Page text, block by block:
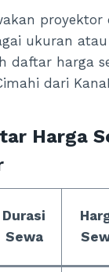
proyektor
ukuran atau
daftar harga
dari
Harga
Durasi
Sewa